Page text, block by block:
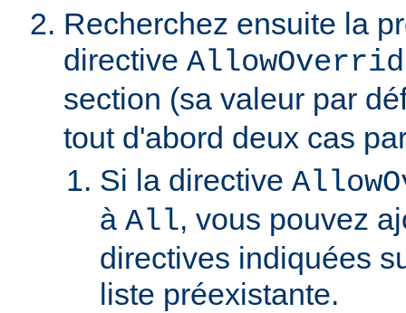
Recherchez ensuite la
directive
section (sa valeur par
tout d'abord deux cas
Si la directive
à All, vous pouvez
directives indiquées
liste préexistante.